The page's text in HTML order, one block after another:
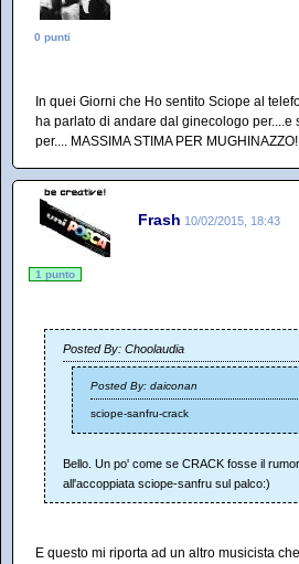
0 punti
In quei Giorni che Ho sentito Sciope al
ha parlato di andare dal ginecologo per....e
per.... MASSIMA STIMA PER MUGHINAZZO!
Frash 10/02/2015, 18:43
1 punto
Posted By: Choolaudia
Posted By: daiconan
sciope-sanfru-crack
Bello. Un po' come se CRACK fosse il
all'accoppiata sciope-sanfru sul palco:)
E questo mi riporta ad un altro musicista